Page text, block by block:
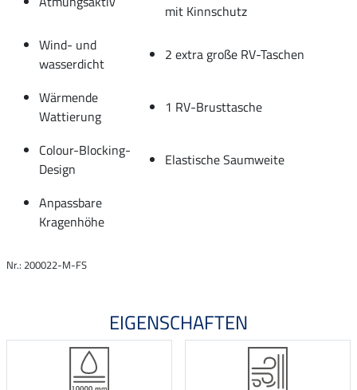
mit Kinnschutz
Wind- und
wasserdicht
2 extra große RV-Taschen
Wärmende
Wattierung
1 RV-Brusttasche
Colour-Blocking-
Design
Elastische Saumweite
Anpassbare
Kragenhöhe
Nr.: 200022-M-FS
EIGENSCHAFTEN